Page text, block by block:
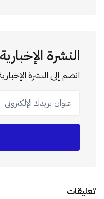
النشرة الإخبارية
انضم إلى النشرة
عنوان بريدك الإلكتروني
تعليقات